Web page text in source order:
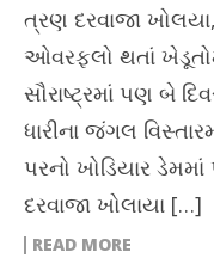
ત્રણ દરવાજા
ઓવરફ્લો થતાં
સૌરાષ્ટ્રમાં પણ બે
ધારીના જંગલ
પરનો ખોડિયાર
દરવાજા ખોલાયા […]
READ MORE